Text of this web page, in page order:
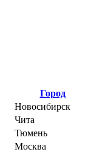
Город
Новосибирск
Чита
Тюмень
Москва